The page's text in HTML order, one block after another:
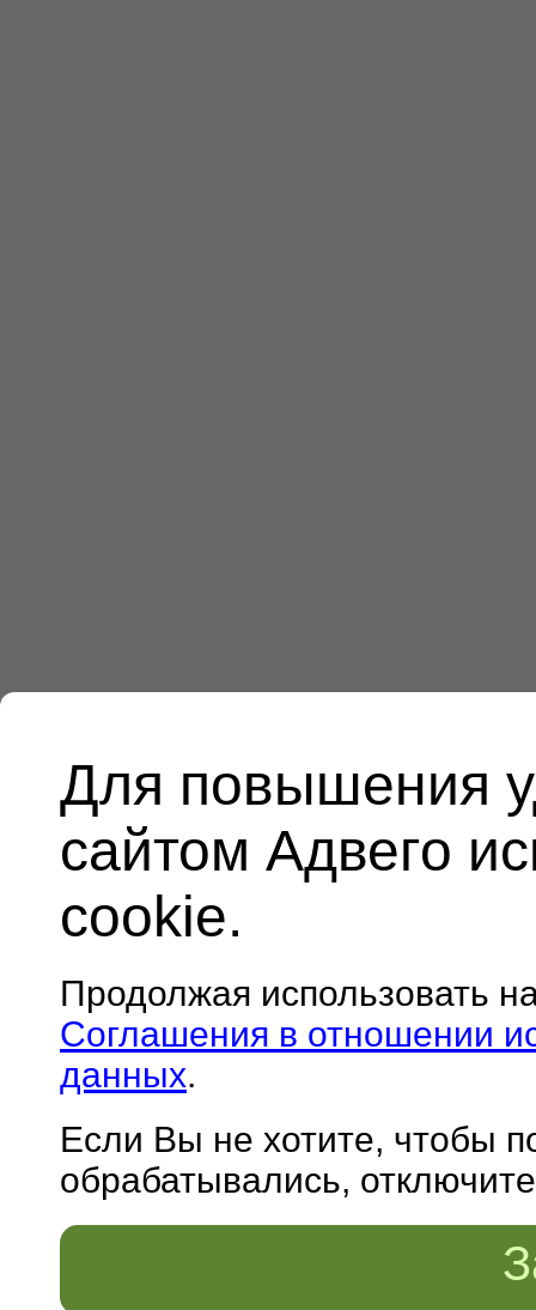
Для повышения
сайтом Адвего
cookie.
Продолжая использовать
Соглашения в отношении
данных.
Если Вы не хотите, чтобы
обрабатывались,